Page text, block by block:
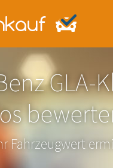
GLA-
Fahrzeugwert